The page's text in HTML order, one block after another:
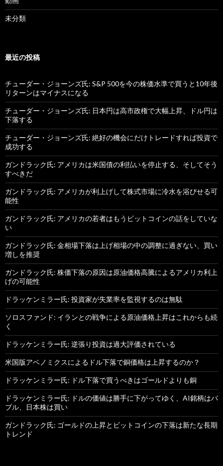
未分類
最近の投稿
チューダー・ジョーンズ氏: S&P 500を今の株価水準で買うと10年後
リターンはマイナスになる
チューダー・ジョーンズ氏: 日本円は高市政権で大幅上昇、ドル円は
下落する
チューダー・ジョーンズ氏: 絶好の機会にだけトレードすれば投資で
成功する
ガンドラック氏: アメリカは米国債の利払いを停止する、そしてそう
すべきだ
ガンドラック氏: アメリカが利上げして株式市場に冷水を浴びせる可
能性
ガンドラック氏: アメリカの若者はもうビットコインの話をしていな
い
ガンドラック氏: 金相場下落は上げ相場の中の調整に過ぎない、買い
増しを推奨
ガンドラック氏: 株価下落の原因は原油価格高騰によるアメリカ利上
げの可能性
ドラッケンミラー氏: 投資家が失業率を監視するのは無駄
ソロスファンド: イランとの戦争による原油価格上昇はこれからも続
く
ドラッケンミラー氏: 逆張り投資は過大評価されている
米国版アベノミクスによるドル下落で銅価格は上昇するのか？
ドラッケンミラー氏: ドル下落で買うべきはゴールドよりも銅
ドラッケンミラー氏: ドルの価値は勝手に下がってゆく、AI銘柄はバ
ブル、日本株は買い
ガンドラック氏: ゴールドの上昇とビットコインの下落は新たな長期
トレンド